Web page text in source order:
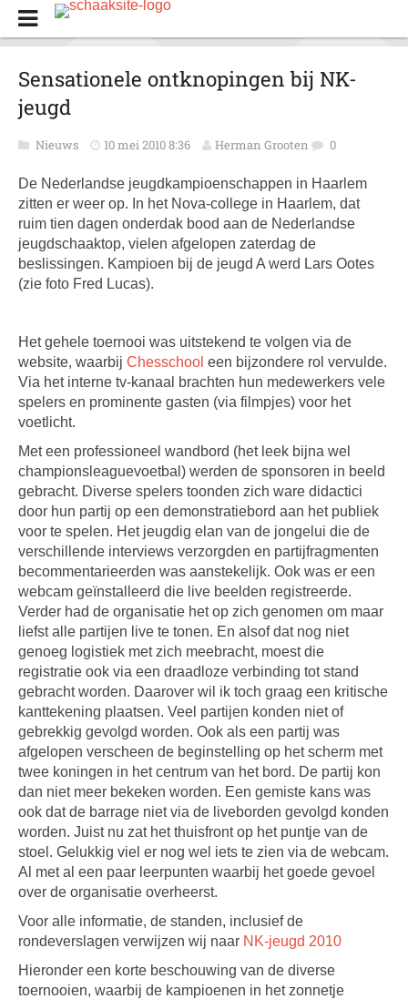
Sensationele ontknopingen bij NK-
jeugd
Nieuws 10 mei 2010 8:36 Herman Grooten 0
De Nederlandse jeugdkampioenschappen in Haarlem
zitten er weer op. In het Nova-college in Haarlem, dat
ruim tien dagen onderdak bood aan de Nederlandse
jeugdschaaktop, vielen afgelopen zaterdag de
beslissingen. Kampioen bij de jeugd A werd Lars Ootes
(zie foto Fred Lucas).
Het gehele toernooi was uitstekend te volgen via de
website, waarbij Chesschool een bijzondere rol vervulde.
Via het interne tv-kanaal brachten hun medewerkers vele
spelers en prominente gasten (via filmpjes) voor het
voetlicht.
Met een professioneel wandbord (het leek bijna wel
championsleaguevoetbal) werden de sponsoren in beeld
gebracht. Diverse spelers toonden zich ware didactici
door hun partij op een demonstratiebord aan het publiek
voor te spelen. Het jeugdig elan van de jongelui die de
verschillende interviews verzorgden en partijfragmenten
becommentarieerden was aanstekelijk. Ook was er een
webcam geïnstalleerd die live beelden registreerde.
Verder had de organisatie het op zich genomen om maar
liefst alle partijen live te tonen. En alsof dat nog niet
genoeg logistiek met zich meebracht, moest die
registratie ook via een draadloze verbinding tot stand
gebracht worden. Daarover wil ik toch graag een kritische
kanttekening plaatsen. Veel partijen konden niet of
gebrekkig gevolgd worden. Ook als een partij was
afgelopen verscheen de beginstelling op het scherm met
twee koningen in het centrum van het bord. De partij kon
dan niet meer bekeken worden. Een gemiste kans was
ook dat de barrage niet via de liveborden gevolgd konden
worden. Juist nu zat het thuisfront op het puntje van de
stoel. Gelukkig viel er nog wel iets te zien via de webcam.
Al met al een paar leerpunten waarbij het goede gevoel
over de organisatie overheerst.
Voor alle informatie, de standen, inclusief de
rondeverslagen verwijzen wij naar NK-jeugd 2010
Hieronder een korte beschouwing van de diverse
toernooien, waarbij de kampioenen in het zonnetje